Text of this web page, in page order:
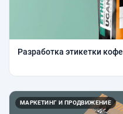
Разработка этикетки кофе
МАРКЕТИНГ И ПРОДВИЖЕНИЕ